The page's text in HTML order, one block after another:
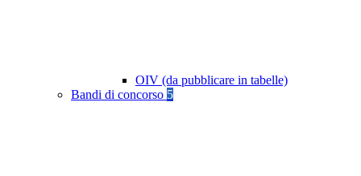
OIV (da pubblicare in tabelle)
Bandi di concorso 5